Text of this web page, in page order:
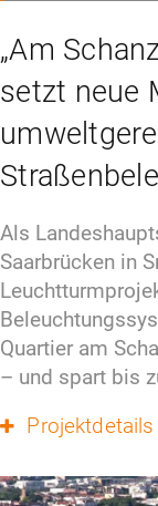
„Am
setzt neue
Als
Saarbrücken in
Quartier am
– und spart bis
Projektdetails